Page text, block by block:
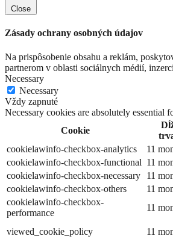
Close
Zásady ochrany osobných údajov
Na prispôsobenie obsahu a reklám,
partnerom v oblasti sociálnych médií,
Necessary
Necessary
Vždy zapnuté
Necessary cookies are absolutely essential
Cookie
cookielawinfo-checkbox-analytics
11
cookielawinfo-checkbox-functional 11
cookielawinfo-checkbox-necessary
11
cookielawinfo-checkbox-others
11
cookielawinfo-checkbox-
performance
11
viewed_cookie_policy 11